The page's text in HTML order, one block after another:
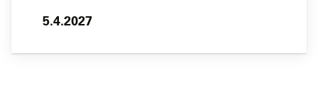
5.4.2027